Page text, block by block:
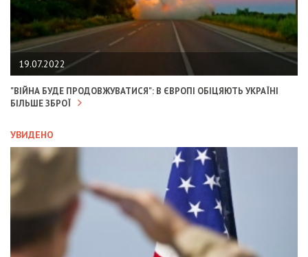
19.07.2022
"ВІЙНА БУДЕ ПРОДОВЖУВАТИСЯ": В ЄВРОПІ ОБІЦЯЮТЬ УКРАЇНІ
БІЛЬШЕ ЗБРОЇ
УВИДЕНО